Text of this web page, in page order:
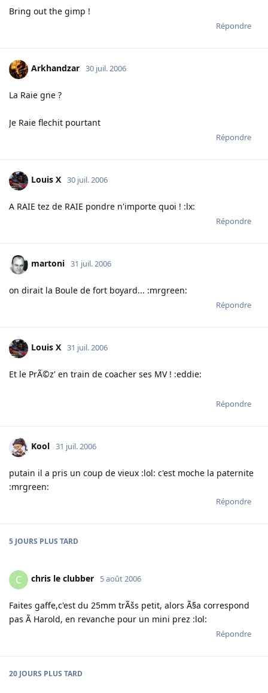
Bring out the gimp !
Répondre
Arkhandzar 30 juil. 2006
La Raie gne ?
Je Raie flechit pourtant
Répondre
Louis X 30 juil. 2006
A RAIE tez de RAIE pondre n'importe quoi ! :lx:
Répondre
martoni 31 juil. 2006
on dirait la Boule de fort boyard... :mrgreen:
Répondre
Louis X 31 juil. 2006
Et le PrÃ©z' en train de coacher ses MV ! :eddie:
Répondre
Kool 31 juil. 2006
putain il a pris un coup de vieux :lol: c'est moche la paternite
:mrgreen:
Répondre
5 JOURS PLUS TARD
C chris le clubber 5 août 2006
Faites gaffe,c'est du 25mm trÃšs petit, alors Ã§a correspond
pas Ã Harold, en revanche pour un mini prez :lol:
Répondre
20 JOURS PLUS TARD